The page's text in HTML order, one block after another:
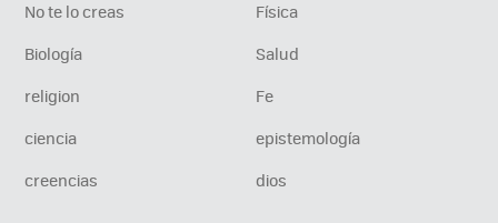
No te lo creas
Física
Biología
Salud
religion
Fe
ciencia
epistemología
creencias
dios